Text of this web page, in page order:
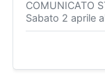
COMUNICATO
Sabato 2 aprile